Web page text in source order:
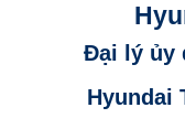
Đại lý ủy
Hyundai